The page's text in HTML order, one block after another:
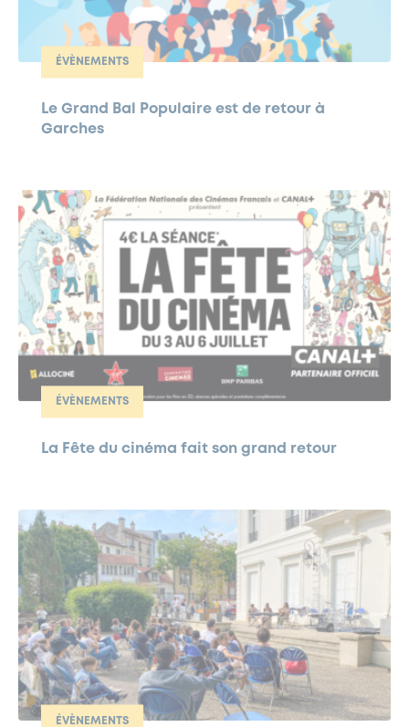
ÉVÈNEMENTS
Le Grand Bal Populaire est de retour à
Garches
ÉVÈNEMENTS
La Fête du cinéma fait son grand retour
ÉVÈNEMENTS